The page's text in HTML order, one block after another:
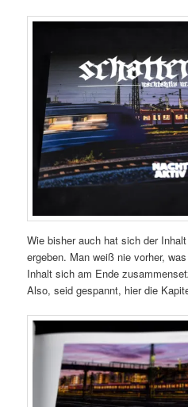
Wie bisher auch hat sich der
ergeben. Man weiß nie vorher,
Inhalt sich am Ende
Also, seid gespannt, hier die